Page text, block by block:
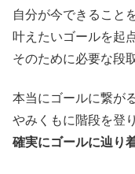
自分が今できること
叶えたいゴールを起
そのために必要な段
本当にゴールに繋が
やみくもに階段を登
確実にゴールに辿り